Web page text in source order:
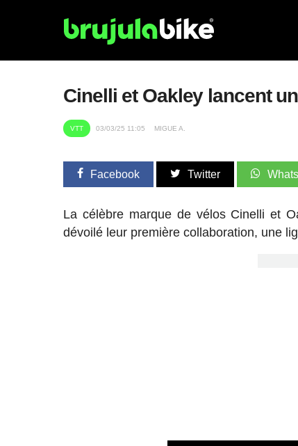
Cinelli et Oakley lancent
VTT 03/03/25 11:05 MIGUE A.
Facebook Twitter
La célèbre marque de vélos Cinelli et
dévoilé leur première collaboration, une